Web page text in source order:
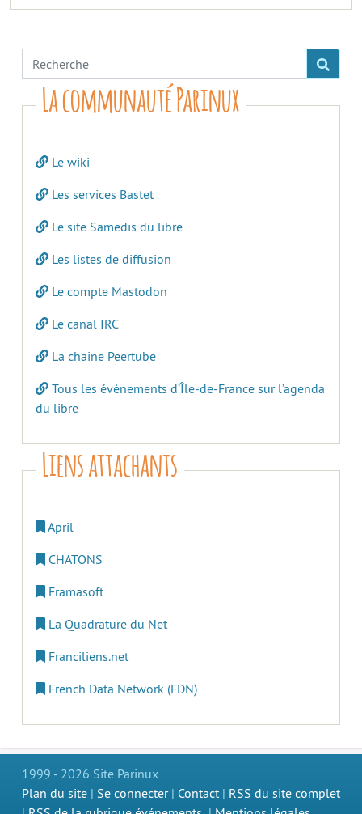
La communauté Parinux
Le wiki
Les services Bastet
Le site Samedis du libre
Les listes de diffusion
Le compte Mastodon
Le canal IRC
La chaine Peertube
Tous les évènements d’Île-de-France sur l’agenda
du libre
Liens attachants
April
CHATONS
Framasoft
La Quadrature du Net
Franciliens.net
French Data Network (FDN)
1999 - 2026 Site Parinux
Plan du site | Se connecter| Contact | RSS du site complet